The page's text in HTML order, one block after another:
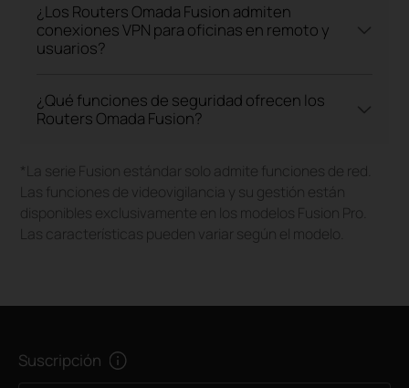
¿Los Routers Omada Fusion admiten
conexiones VPN para oficinas en remoto y
usuarios?
¿Qué funciones de seguridad ofrecen los
Routers Omada Fusion?
*La serie Fusion estándar solo admite funciones de red.
Las funciones de videovigilancia y su gestión están
disponibles exclusivamente en los modelos Fusion Pro.
Las características pueden variar según el modelo.
Suscripción